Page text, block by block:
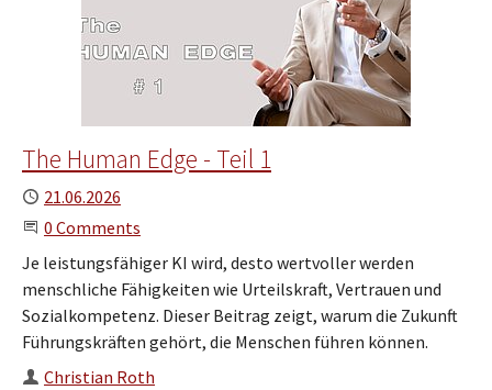
The Human Edge - Teil 1
Published
21.06.2026
Start the Conversation
0 Comments
Je leistungsfähiger KI wird, desto wertvoller werden
menschliche Fähigkeiten wie Urteilskraft, Vertrauen und
Sozialkompetenz. Dieser Beitrag zeigt, warum die Zukunft
Führungskräften gehört, die Menschen führen können.
Author
Christian Roth